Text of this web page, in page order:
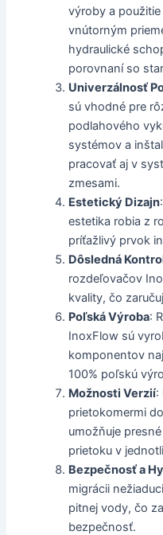
výroby a
vnútorným
hydraulické
porovnaní so
Univerzálnosť
sú vhodné pre
podlahového
systémov a
pracovať aj v
zmesami.
Estetický Dizajn
estetika robia z
príťažlivý prvok
Dôsledná
rozdeľovačov
kvality, čo
Poľská Výroba:
InoxFlow sú
komponentov
100% poľskú
Možnosti Verzií:
prietokomermi
umožňuje
prietoku v
Bezpečnosť a
migrácii
pitnej vody, čo
bezpečnosť.